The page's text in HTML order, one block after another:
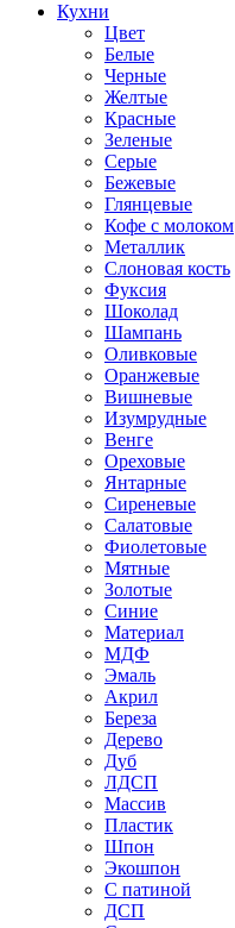
Кухни
Цвет
Белые
Черные
Желтые
Красные
Зеленые
Серые
Бежевые
Глянцевые
Кофе с молоком
Металлик
Слоновая кость
Фуксия
Шоколад
Шампань
Оливковые
Оранжевые
Вишневые
Изумрудные
Венге
Ореховые
Янтарные
Сиреневые
Салатовые
Фиолетовые
Мятные
Золотые
Синие
Материал
МДФ
Эмаль
Акрил
Береза
Дерево
Дуб
ЛДСП
Массив
Пластик
Шпон
Экошпон
С патиной
ДСП